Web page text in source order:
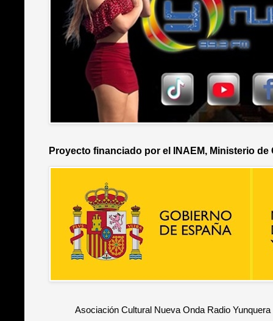
Proyecto financiado por el INAEM, Ministerio de
Asociación Cultural Nueva Onda Radio